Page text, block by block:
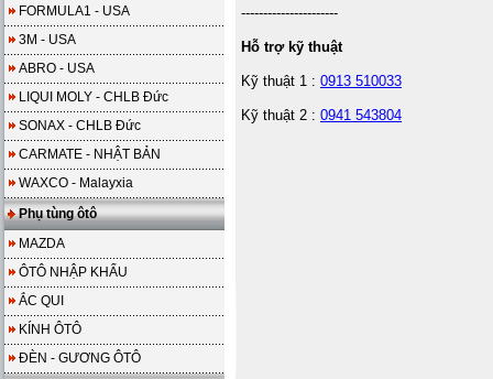
FORMULA1 - USA
3M - USA
ABRO - USA
LIQUI MOLY - CHLB Đức
SONAX - CHLB Đức
CARMATE - NHẬT BẢN
WAXCO - Malayxia
Phụ tùng ôtô
MAZDA
ÔTÔ NHẬP KHẨU
ẮC QUI
KÍNH ÔTÔ
ĐÈN - GƯƠNG ÔTÔ
----------------------
Hỗ trợ kỹ thuật
Kỹ thuật 1 : 0913 510033
Kỹ thuật 2 : 0941 543804